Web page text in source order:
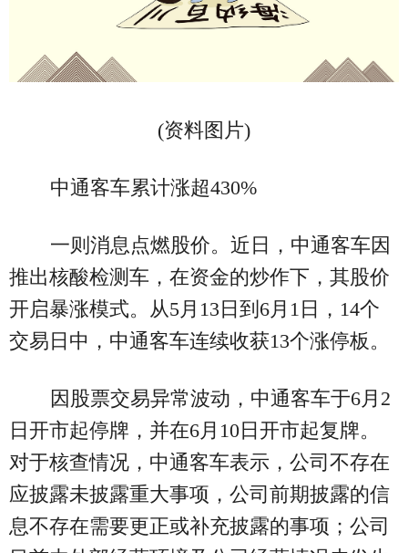
(资料图片)
中通客车累计涨超430%
一则消息点燃股价。近日，中通客车因
推出核酸检测车，在资金的炒作下，其股价
开启暴涨模式。从5月13日到6月1日，14个
交易日中，中通客车连续收获13个涨停板。
因股票交易异常波动，中通客车于6月2
日开市起停牌，并在6月10日开市起复牌。
对于核查情况，中通客车表示，公司不存在
应披露未披露重大事项，公司前期披露的信
息不存在需要更正或补充披露的事项；公司